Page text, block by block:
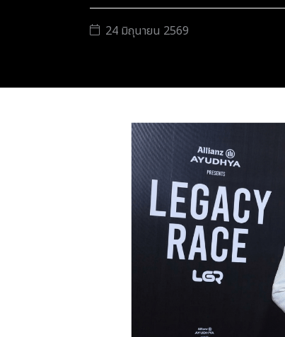
24 มิถุนายน 2569